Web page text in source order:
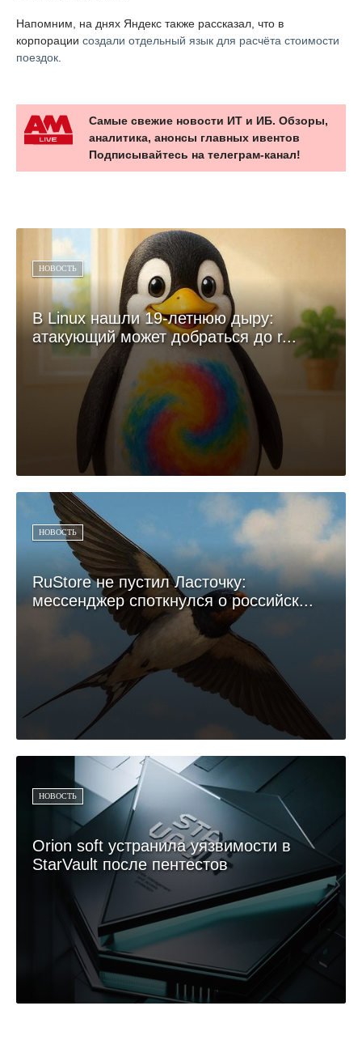
Напомним, на днях Яндекс также рассказал, что в
корпорации создали отдельный язык для расчёта стоимости
поездок
Самые свежие новости ИТ и ИБ. Обзоры,
аналитика, анонсы главных ивентов
Подписывайтесь на телеграм-канал!
НОВОСТЬ
В Linux нашли 19-летнюю дыру:
атакующий может добраться до r...
НОВОСТЬ
RuStore не пустил Ласточку:
мессенджер споткнулся о российск...
НОВОСТЬ
Orion soft устранила уязвимости в
StarVault после пентестов